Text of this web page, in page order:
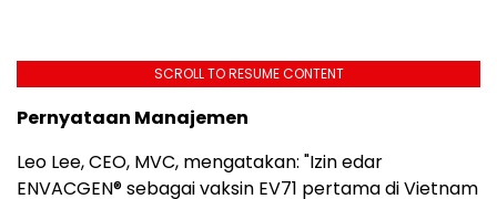
SCROLL TO RESUME CONTENT
Pernyataan Manajemen
Leo Lee, CEO, MVC, mengatakan: "Izin edar
ENVACGEN® sebagai vaksin EV71 pertama di Vietnam